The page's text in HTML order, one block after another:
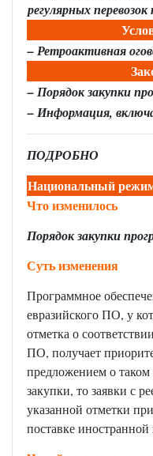
регулярных
– Ретроактивная
– Порядок закупки
– Информация,
ПОДРОБНО
Национальный
Что изменилось
Порядок закупки
Суть изменения
Программное
евразийского ПО, у
отметка о
ПО, получает
предложением о
закупки, то заявки с
указанной отметки
поставке